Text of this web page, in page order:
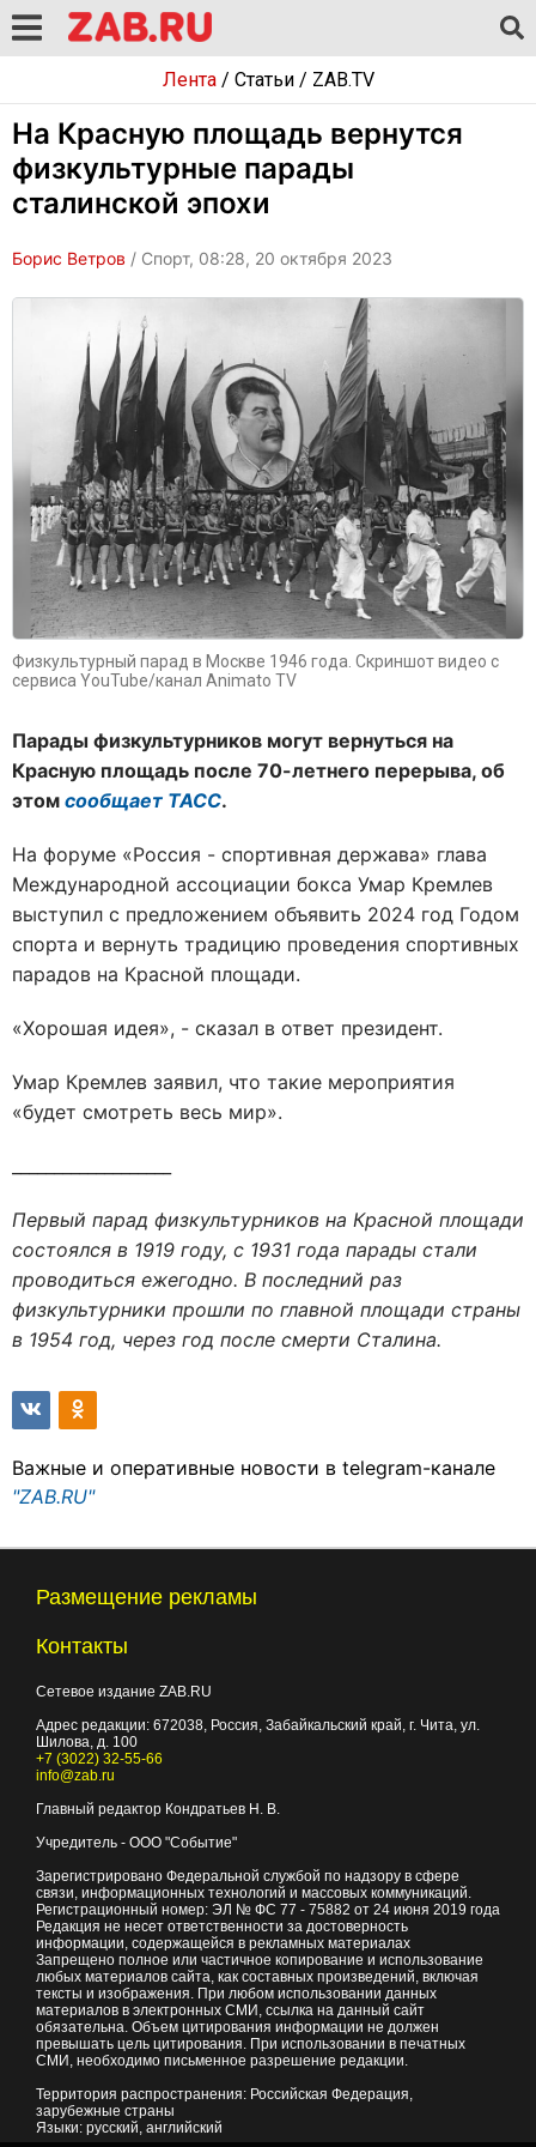
Лента/ Статьи/ ZAB.TV
На Красную площадь вернутся
физкультурные парады
сталинской эпохи
Борис Ветров / Спорт, 08:28, 20 октября 2023
Физкультурный парад в Москве 1946 года. Скриншот видео с
сервиса YouTube/канал Animato TV
Парады физкультурников могут вернуться на
Красную площадь после 70-летнего перерыва, об
этом сообщает ТАСС.
На форуме «Россия - спортивная держава» глава
Международной ассоциации бокса Умар Кремлев
выступил с предложением объявить 2024 год Годом
спорта и вернуть традицию проведения спортивных
парадов на Красной площади.
«Хорошая идея», - сказал в ответ президент.
Умар Кремлев заявил, что такие мероприятия
«будет смотреть весь мир».
Первый парад физкультурников на Красной площади
состоялся в 1919 году, с 1931 года парады стали
проводиться ежегодно. В последний раз
физкультурники прошли по главной площади страны
в 1954 год, через год после смерти Сталина.
Важные и оперативные новости в telegram-канале
"ZAB.RU"
Размещение рекламы
Контакты
Сетевое издание ZAB.RU
Адрес редакции: 672038 , Россия, Забайкальский край, г. Чита ул.
Шилова, д. 100
+7 (3022) 32-55-66
info@zab.ru
Главный редактор Кондратьев Н. В.
Учредитель - ООО "Событие"
Зарегистрировано Федеральной службой по надзору в сфере
связи, информационных технологий и массовых коммуникаций.
Регистрационный номер: ЭЛ № ФС 77 - 75882 от 24 июня 2019 года
Редакция не несет ответственности за достоверность
информации, содержащейся в рекламных материалах
Запрещено полное или частичное копирование и использование
любых материалов сайта, как составных произведений, включая
тексты и изображения. При любом использовании данных
материалов в электронных СМИ, ссылка на данный сайт
обязательна. Объем цитирования информации не должен
превышать цель цитирования. При использовании в печатных
СМИ, необходимо письменное разрешение редакции.
Территория распространения: Российская Федерация,
зарубежные страны
Языки: русский, английский